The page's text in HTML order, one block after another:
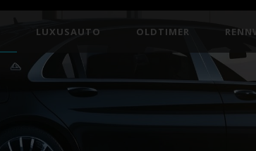
LUXUSAUTO OLDTIMER